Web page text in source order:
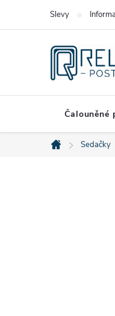
Slevy
Čalouněné
Domů
Sedačky